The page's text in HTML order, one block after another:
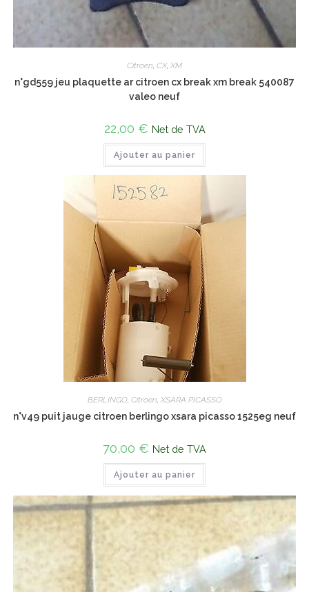
Citroen, CX, XM
n°gd559 jeu plaquette ar citroen cx break xm break 540087
valeo neuf
22,00 € Net de TVA
Ajouter au panier
BERLINGO, Citroen, XSARA PICASSO
n°v49 puit jauge citroen berlingo xsara picasso 1525eg neuf
70,00 € Net de TVA
Ajouter au panier